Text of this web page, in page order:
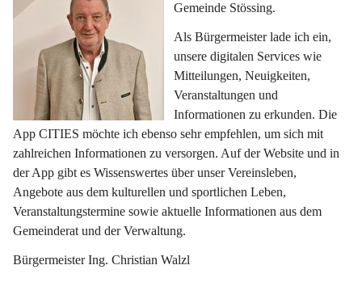
Gemeinde Stössing.
Als Bürgermeister lade ich ein,
unsere digitalen Services wie
Mitteilungen, Neuigkeiten,
Veranstaltungen und
Informationen zu erkunden. Die
App CITIES möchte ich ebenso sehr empfehlen, um sich mit
zahlreichen Informationen zu versorgen. Auf der Website und in
der App gibt es Wissenswertes über unser Vereinsleben,
Angebote aus dem kulturellen und sportlichen Leben,
Veranstaltungstermine sowie aktuelle Informationen aus dem
Gemeinderat und der Verwaltung.
Bürgermeister Ing. Christian Walzl